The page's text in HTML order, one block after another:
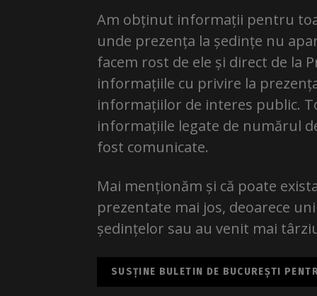
Am obținut informații pentru
unde prezența la ședințe nu
facem rost de ele și direct de la
informațiile cu privire la
informațiilor de interes public.
informațiile legate de numărul
fost comunicate.
Mai menționăm și că poate
prezentate mai jos, deoarece
ședințelor sau au venit mai
SUSȚINE BULETIN DE BUCUREȘTI